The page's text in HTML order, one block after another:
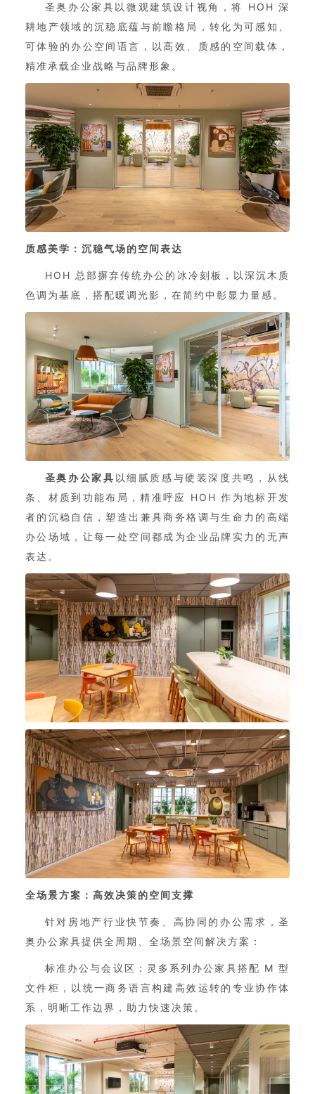
圣奥办公家具以微观建筑设计视角，将 HOH 深
耕地产领域的沉稳底蕴与前瞻格局，转化为可感知、
可体验的办公空间语言，以高效、质感的空间载体，
精准承载企业战略与品牌形象。
质感美学：沉稳气场的空间表达
HOH 总部摒弃传统办公的冰冷刻板，以深沉木质
色调为基底，搭配暖调光影，在简约中彰显力量感。
圣奥办公家具 以细腻质感与硬装深度共鸣，从线
条、材质到功能布局，精准呼应 HOH 作为地标开发
者的沉稳自信，塑造出兼具商务格调与生命力的高端
办公场域，让每一处空间都成为企业品牌实力的无声
表达。
全场景方案：高效决策的空间支撑
针对房地产行业快节奏、高协同的办公需求，圣
奥办公家具提供全周期、全场景空间解决方案：
标准办公与会议区：灵多系列办公家具搭配 M 型
文件柜，以统一商务语言构建高效运转的专业协作体
系，明晰工作边界，助力快速决策。